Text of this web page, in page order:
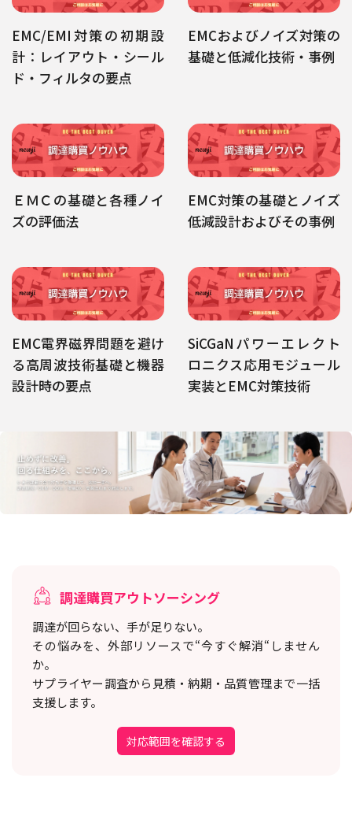
EMC/EMI対策の初期設
計：レイアウト・シール
ド・フィルタの要点
EMCおよびノイズ対策の
基礎と低減化技術・事例
ＥＭＣの基礎と各種ノイ
ズの評価法
EMC対策の基礎とノイズ
低減設計およびその事例
EMC電界磁界問題を避け
る高周波技術基礎と機器
設計時の要点
SiCGaNパワーエレクト
ロニクス応用モジュール
実装とEMC対策技術
調達購買アウトソーシング
調達が回らない、手が足りない。
その悩みを、外部リソースで“今すぐ解消“しません
か。
サプライヤー調査から見積・納期・品質管理まで一括
支援します。
対応範囲を確認する